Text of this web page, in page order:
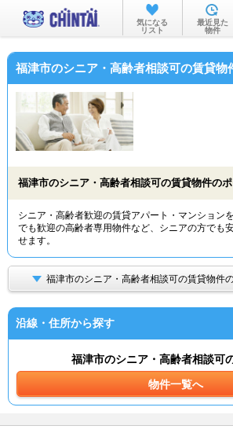
お部屋を探す
沿線・駅から
物件特集から
TOP
気になる
リスト
最近見た
物件
福津市のシニア・高齢者相談可の賃貸物
福津市のシニア・高齢者相談可の賃貸物件の
シニア・高齢者歓迎の賃貸アパート・マンション
でも歓迎の高齢者専用物件など、シニアの方でも
せます。
福津市のシニア・高齢者相談可の賃貸物件
沿線・住所から探す
福津市のシニア・高齢者相談可
物件一覧へ